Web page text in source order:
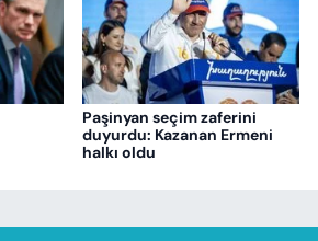
Paşinyan seçim zaferini
duyurdu: Kazanan Ermeni
halkı oldu